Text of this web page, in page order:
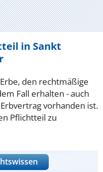
in Sankt
den rechtmäßige
Fall erhalten - auch
vorhanden ist.
Pflichtteil zu